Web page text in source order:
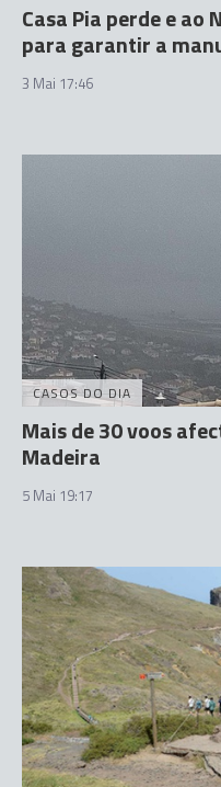
Casa Pia perde e
para garantir a
3 Mai 17:46
CASOS DO DIA
Mais de 30 voos
Madeira
5 Mai 19:17